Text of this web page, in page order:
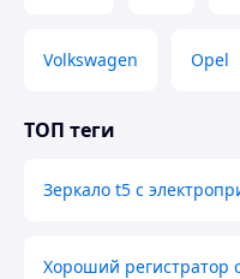
Volkswagen Opel
ТОП теги
Зеркало t5 с
Хороший регистратор